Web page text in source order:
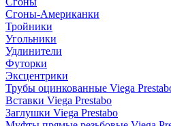
Сгоны-Американки
Тройники
Угольники
Удлинители
Футорки
Эксцентрики
Трубы оцинкованные Viega
Вставки Viega Prestabo
Заглушки Viega Prestabo